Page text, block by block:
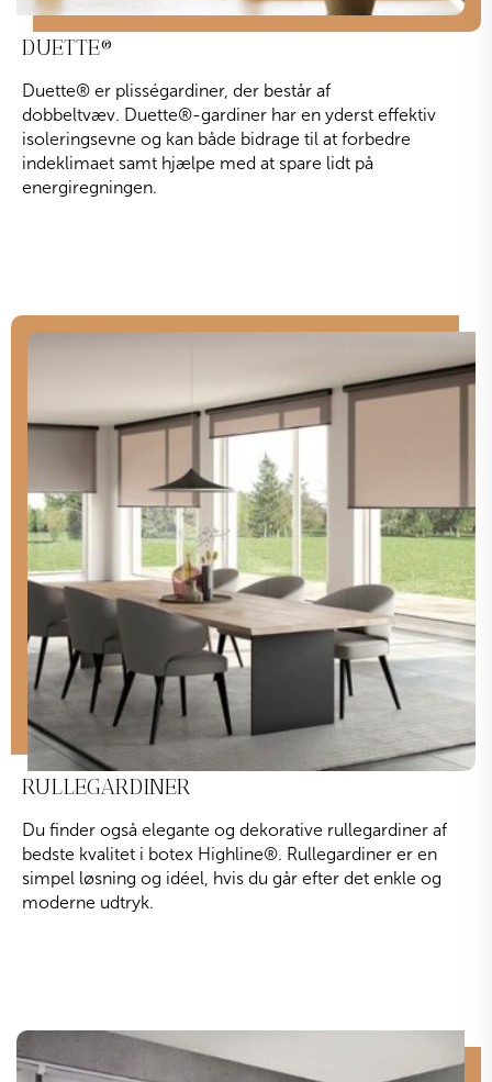
DUETTE®
Duette® er plisségardiner, der består af
dobbeltvæv. Duette®-gardiner har en yderst effektiv
isoleringsevne og kan både bidrage til at forbedre
indeklimaet samt hjælpe med at spare lidt på
energiregningen.
RULLEGARDINER
Du finder også elegante og dekorative rullegardiner af
bedste kvalitet i botex Highline®. Rullegardiner er en
simpel løsning og idéel, hvis du går efter det enkle og
moderne udtryk.